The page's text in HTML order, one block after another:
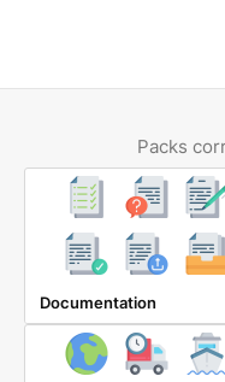
Packs
Documentation